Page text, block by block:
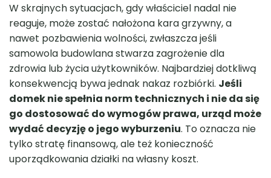
W skrajnych sytuacjach, gdy właściciel nadal nie
reaguje, może zostać nałożona kara grzywny, a
nawet pozbawienia wolności, zwłaszcza jeśli
samowola budowlana stwarza zagrożenie dla
zdrowia lub życia użytkowników. Najbardziej dotkliwą
konsekwencją bywa jednak nakaz rozbiórki. Jeśli
domek nie spełnia norm technicznych i nie da się
go dostosować do wymogów prawa, urząd może
wydać decyzję o jego wyburzeniu. To oznacza nie
tylko stratę finansową, ale też konieczność
uporządkowania działki na własny koszt.